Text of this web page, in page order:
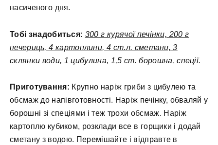
насиченого дня.
Тобі знадобиться: 300 г курячої печінки, 200 г
печериць, 4 картоплини, 4 ст.л. сметани, 3
склянки води, 1 цибулина, 1,5 ст. борошна, спеції.
Приготування: Крупно наріж гриби з цибулею та
обсмаж до напівготовності. Наріж печінку, обваляй у
борошні зі спеціями і теж трохи обсмаж. Наріж
картоплю кубиком, розклади все в горщики і додай
сметану з водою. Перемішайте і відправте в